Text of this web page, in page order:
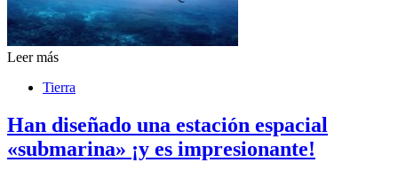
Leer más
Tierra
Han diseñado una estación espacial
«submarina» ¡y es impresionante!